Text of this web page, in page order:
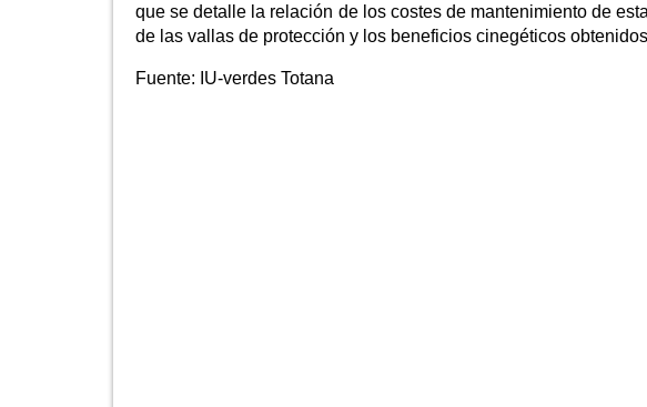
que se detalle la relación de los costes de mantenimiento de
de las vallas de protección y los beneficios cinegéticos
Fuente: IU-verdes Totana